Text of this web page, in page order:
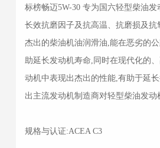
标榜畅迈5W-30 专为国六轻型柴油
长效抗磨因子及抗高温、抗磨损及
杰出的柴油机油润滑油,能在恶劣的
助延长发动机寿命,同时在现代化的
动机中表现出杰出的性能,有助于延
出主流发动机制造商对轻型柴油发动
规格与认证:ACEA C3